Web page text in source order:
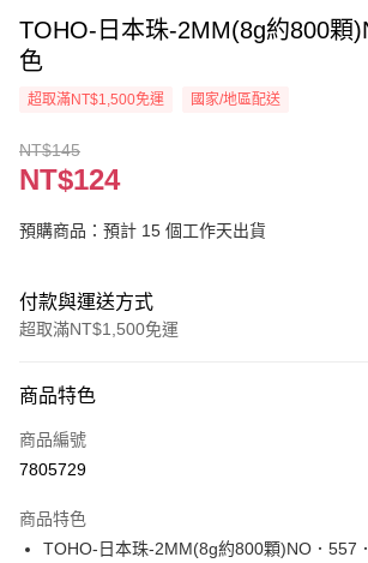
TOHO-日本珠-2MM(8g約800顆
色
超取滿NT$1,500免運 國家/地區配送
NT$145
NT$124
預購商品：預計 15 個工作天出貨
付款與運送方式
超取滿NT$1,500免運
信用卡一次付款
超商取貨付款
街口支付
商品特色
商品編號
7805729
商品特色
TOHO-日本珠-2MM(8g約800顆)NO．557